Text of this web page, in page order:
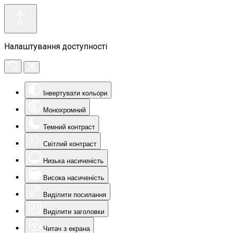
Налаштування доступності
Інвертувати кольори
Монохромний
Темний контраст
Світлий контраст
Низька насиченість
Висока насиченість
Виділити посилання
Виділити заголовки
Читач з екрана